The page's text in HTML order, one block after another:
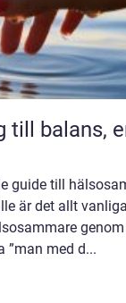
guide till
är det allt
”man med d...